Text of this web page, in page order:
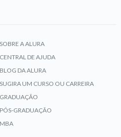
SOBRE A ALURA
CENTRAL DE AJUDA
BLOG DA ALURA
SUGIRA UM CURSO OU CARREIRA
GRADUAÇÃO
PÓS-GRADUAÇÃO
MBA